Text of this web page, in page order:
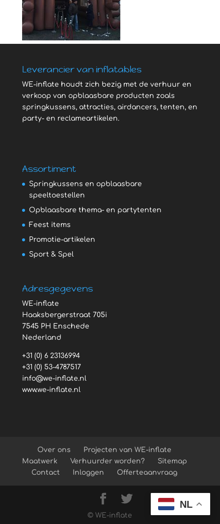
Leverancier van inflatables
WE-inflate houdt zich bezig met de verhuur en
verkoop van opblaasbare producten zoals
springkussens, attracties, airdancers, tenten, en
party- en reclameartikelen.
Assortiment
Springkussens en opblaasbare
speeltoestellen
Opblaasbare thema- en partytenten
Feest items
Promotie-artikelen
Sport & Spel
Adresgegevens
WE-inflate
Haaksbergerstraat 705i
7545 PH Enschede
Nederland
+31 (0) 6 23136994
+31 (0) 53-4787517
info@we-inflate.nl
www.we-inflate.nl
Over ons
Projecten van WE-inflate
Maatwerk
Verhuurder worden?
Sitemap
Contact
Inloggen Offerteaanvraag
© WE-inflate
NL